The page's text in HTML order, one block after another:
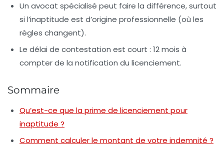
Un avocat spécialisé peut faire la différence, surtout
si l’inaptitude est d’origine professionnelle (où les
règles changent).
Le délai de contestation est court : 12 mois à
compter de la notification du licenciement.
Sommaire
Qu’est-ce que la prime de licenciement pour
inaptitude ?
Comment calculer le montant de votre indemnité ?